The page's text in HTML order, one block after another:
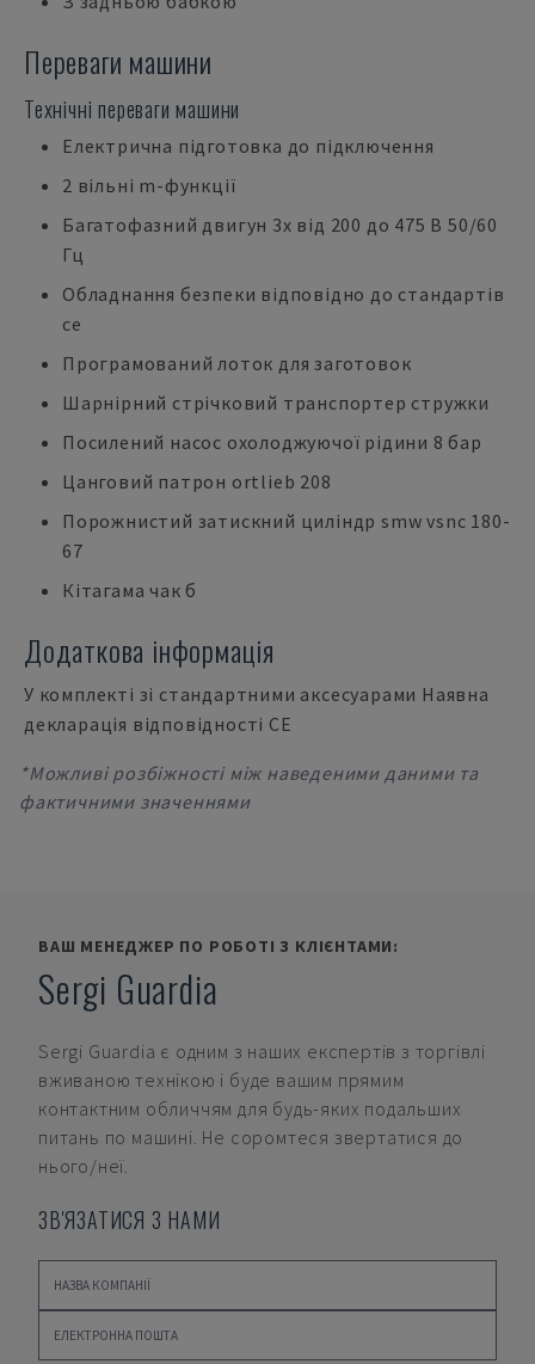
Переваги машини
Технічні переваги машини
Електрична підготовка до підключення
2 вільні m-функції
Багатофазний двигун 3x від 200 до 475 В 50/60
Гц
Обладнання безпеки відповідно до стандартів
ce
Програмований лоток для заготовок
Шарнірний стрічковий транспортер стружки
Посилений насос охолоджуючої рідини 8 бар
Цанговий патрон ortlieb 208
Порожнистий затискний циліндр smw vsnc 180-
67
Кітагама чак б
Додаткова інформація
У комплекті зі стандартними аксесуарами Наявна
декларація відповідності CE
*Можливі розбіжності між наведеними даними та
фактичними значеннями
ВАШ МЕНЕДЖЕР ПО РОБОТІ З КЛІЄНТАМИ:
Sergi Guardia
Sergi Guardia є одним з наших експертів з торгівлі
вживаною технікою і буде вашим прямим
контактним обличчям для будь-яких подальших
питань по машині. Не соромтеся звертатися до
нього/неї.
ЗВ'ЯЗАТИСЯ З НАМИ